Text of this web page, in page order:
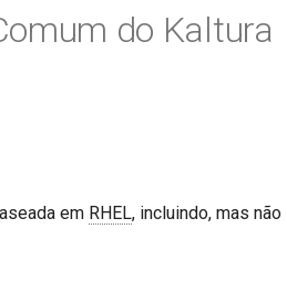
Deutsch
do Kaltura
em RHEL, incluindo, mas não